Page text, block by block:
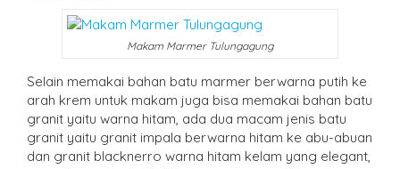
Makam Marmer Tulungagung
Selain memakai bahan batu marmer berwarna putih ke
arah krem untuk makam juga bisa memakai bahan batu
granit yaitu warna hitam, ada dua macam jenis batu
granit yaitu granit impala berwarna hitam ke abu-abuan
dan granit blacknerro warna hitam kelam yang elegant,